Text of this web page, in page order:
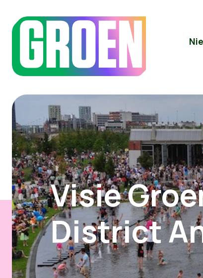
Visie
District